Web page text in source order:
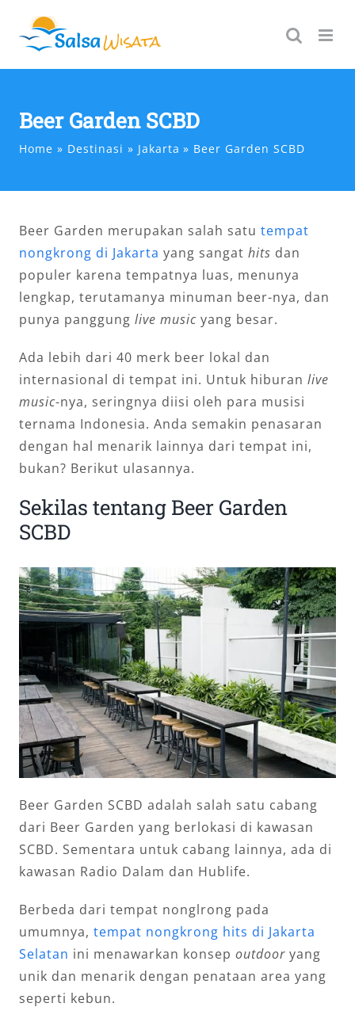
content
Beer Garden SCBD
Home Destinasi Jakarta Beer Garden SCBD
Beer Garden merupakan salah satu tempat
nongkrong di Jakarta yang sangat hits dan
populer karena tempatnya luas, menunya
lengkap, terutamanya minuman beer-nya, dan
punya panggung live musicyang besar.
Ada lebih dari 40 merk beer lokal dan
internasional di tempat ini. Untuk hiburan live
music-nya, seringnya diisi oleh para musisi
ternama Indonesia. Anda semakin penasaran
dengan hal menarik lainnya dari tempat ini,
bukan? Berikut ulasannya.
Sekilas tentang Beer Garden
SCBD
Beer Garden SCBD adalah salah satu cabang
dari Beer Garden yang berlokasi di kawasan
SCBD. Sementara untuk cabang lainnya, ada di
kawasan Radio Dalam dan Hublife.
Berbeda dari tempat nonglrong pada
umumnya, tempat nongkrong hits di Jakarta
Selatan ini menawarkan konsep outdooryang
unik dan menarik dengan penataan area yang
seperti kebun.